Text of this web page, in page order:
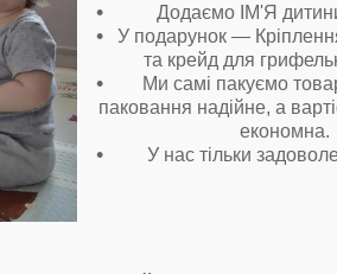
Додаємо ІМ'Я
У подарунок —
та крейд для
Ми самі пакуємо
паковання надійне, а
економна.
У нас тільки